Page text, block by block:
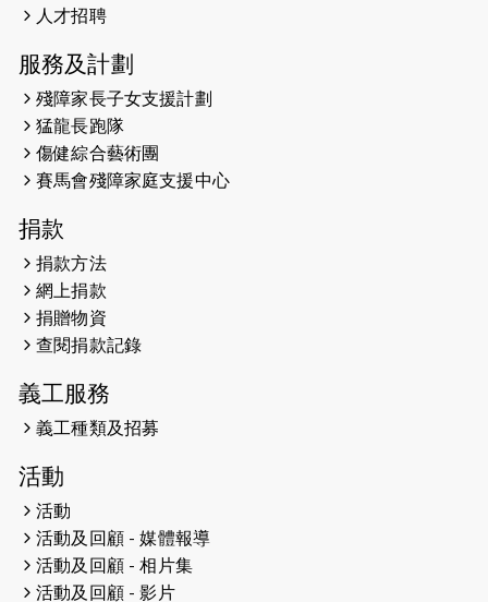
2025-02-05
馬拉松與猛龍國際共融大使Lukas
2024-12-31
2024-12-10
2024-11-17
2024-10-30
連續第七年獲得 #香港中小型企業總
商會「#友商有良」嘉許計劃的嘉許
人才招聘
服務及計劃
殘障家長子女支援計劃
猛龍長跑隊
傷健綜合藝術團
賽馬會殘障家庭支援中心
捐款
捐款方法
網上捐款
捐贈物資
查閱捐款記錄
義工服務
義工種類及招募
活動
活動
活動及回顧 - 媒體報導
活動及回顧 - 相片集
活動及回顧 - 影片